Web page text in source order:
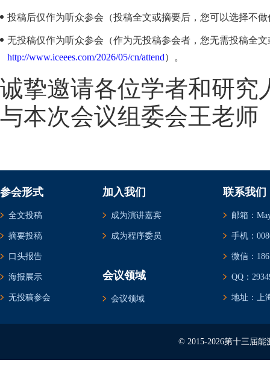
投稿后仅作为听众参会（投稿全文或摘要后，您可以选择不
无投稿仅作为听众参会（作为无投稿参会者，您无需投稿全
http://www.iceees.com/2026/05/cn/attend）。
诚挚邀请各位学者和研究
与本次会议组委会王老师
参会形式
全文投稿
摘要投稿
口头报告
海报展示
无投稿参会
加入我们
成为演讲嘉宾
成为程序委员
会议领域
会议领域
联系我们
邮箱：
手机：
微信：
QQ：
地址：上
© 2015-2026第十三届